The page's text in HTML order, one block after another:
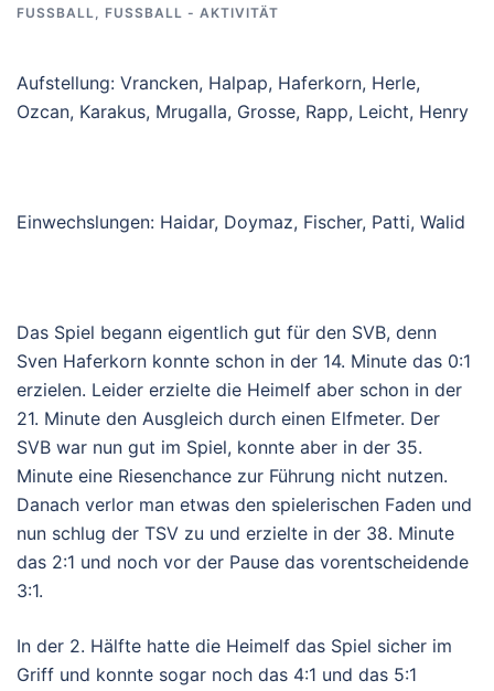
FUSSBALL
, FUSSBALL - AKTIVITÄT
Aufstellung: Vrancken, Halpap, Haferkorn, Herle,
Ozcan, Karakus, Mrugalla, Grosse, Rapp, Leicht, Henry
Einwechslungen: Haidar, Doymaz, Fischer, Patti, Walid
Das Spiel begann eigentlich gut für den SVB, denn
Sven Haferkorn konnte schon in der 14. Minute das 0:1
erzielen. Leider erzielte die Heimelf aber schon in der
21. Minute den Ausgleich durch einen Elfmeter. Der
SVB war nun gut im Spiel, konnte aber in der 35.
Minute eine Riesenchance zur Führung nicht nutzen.
Danach verlor man etwas den spielerischen Faden und
nun schlug der TSV zu und erzielte in der 38. Minute
das 2:1 und noch vor der Pause das vorentscheidende
3:1.
In der 2. Hälfte hatte die Heimelf das Spiel sicher im
Griff und konnte sogar noch das 4:1 und das 5:1